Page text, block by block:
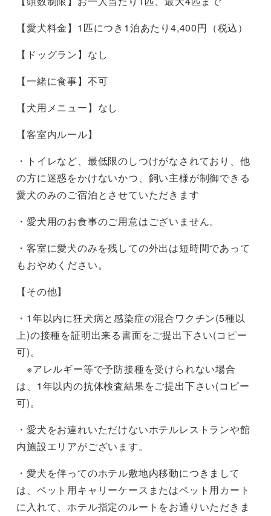
【愛犬料金】1匹につき1泊あたり4,400円（税込）
【ドッグラン】なし
【一緒に食事】不可
【犬用メニュー】なし
【客室内ルール】
・トイレなど、最低限のしつけがなされており、他
の方に迷惑をかけないかつ、飼い主様が制御できる
愛犬のみのご宿泊とさせていただきます
・愛犬用のお食事のご用意はございません。
・客室に愛犬のみを残しての外出は短時間であって
もおやめください。
【その他】
・1年以内に狂犬病と感染症の混合ワクチン(5種以
上)の接種を証明出来る書面をご提出下さい(コピー
可)。
※アレルギー等で予防接種を受けられない場合
は、1年以内の抗体検査結果をご提出下さい(コピー
可)。
・愛犬をお連れいただけないホテルレストランや館
内施設エリアがございます。
・愛犬を伴ってのホテル敷地内移動につきまして
は、ペット用キャリーケースまたはペット用カート
に入れて、ホテル指定のルートをお通りいただきま